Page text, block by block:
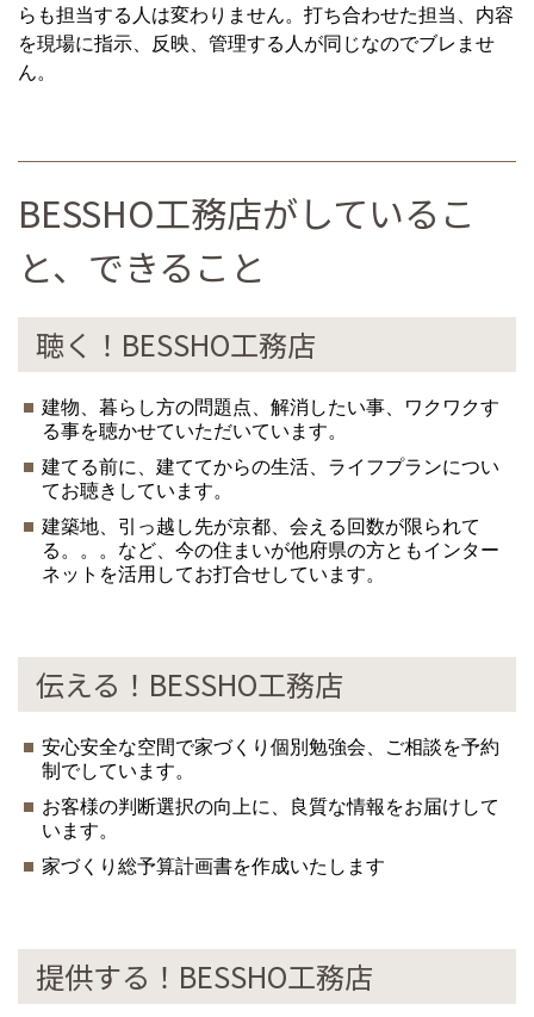
らも担当する人は変わりません。打ち合わせた担当、内容
を現場に指示、反映、管理する人が同じなのでブレませ
ん。
BESSHO工務店がしているこ
と、できること
聴く！BESSHO工務店
建物、暮らし方の問題点、解消したい事、ワクワクす
る事を聴かせていただいています。
建てる前に、建ててからの生活、ライフプランについ
てお聴きしています。
建築地、引っ越し先が京都、会える回数が限られて
る。。。など、今の住まいが他府県の方ともインター
ネットを活用してお打合せしています。
伝える！BESSHO工務店
安心安全な空間で家づくり個別勉強会、ご相談を予約
制でしています。
お客様の判断選択の向上に、良質な情報をお届けして
います。
家づくり総予算計画書を作成いたします
提供する！BESSHO工務店